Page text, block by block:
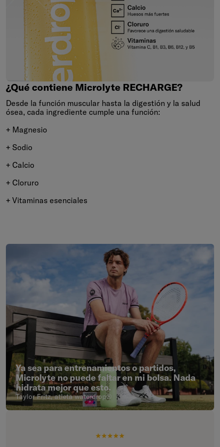
¿Qué contiene Microlyte RECHARGE?
¿Qué contiene Microlyte RECHARGE?
Desde la función muscular hasta la digestión y la salud
ósea, cada ingrediente cumple una función:
+ Magnesio
+ Sodio
+ Calcio
+ Cloruro
+ Vitaminas esenciales
Saltar al final de Ya sea para entrenamientos o partidos, Microlyte
Ya sea para entrenamientos o partidos,
Microlyte no puede faltar en mi bolsa. Nada
hidrata mejor que esto.
Taylor Fritz, atleta waterdrop®